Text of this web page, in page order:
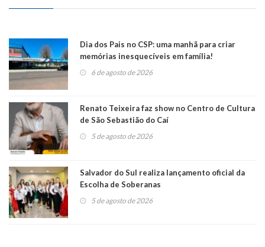
Dia dos Pais no CSP: uma manhã para criar
memórias inesquecíveis em família!
6 de agosto de 2026
Renato Teixeira faz show no Centro de Cultura
de São Sebastião do Caí
5 de agosto de 2026
Salvador do Sul realiza lançamento oficial da
Escolha de Soberanas
5 de agosto de 2026